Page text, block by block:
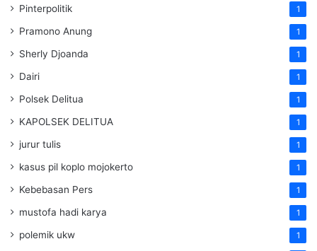
Pinterpolitik 1
Pramono Anung 1
Sherly Djoanda 1
Dairi 1
Polsek Delitua 1
KAPOLSEK DELITUA 1
jurur tulis 1
kasus pil koplo mojokerto 1
Kebebasan Pers 1
mustofa hadi karya 1
polemik ukw 1